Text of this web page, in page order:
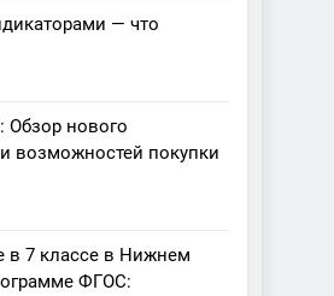
— что
Обзор нового
возможностей покупки
в 7 классе в Нижнем
ФГОС: